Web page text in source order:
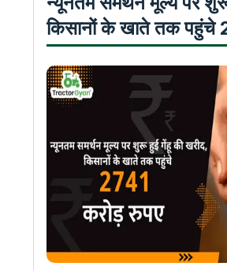
किसानों के खाते तक पहुंचे